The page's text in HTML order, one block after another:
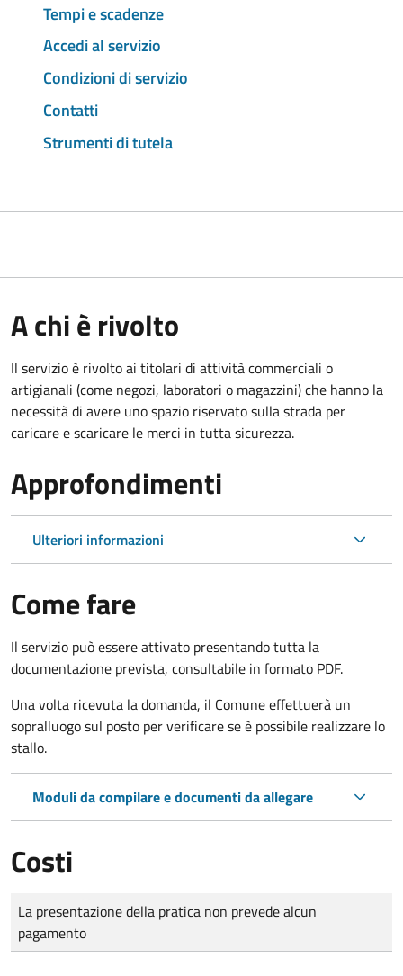
Tempi e scadenze
Accedi al servizio
Condizioni di servizio
Contatti
Strumenti di tutela
A chi è rivolto
Il servizio è rivolto ai titolari di attività commerciali o
artigianali (come negozi, laboratori o magazzini) che hanno la
necessità di avere uno spazio riservato sulla strada per
caricare e scaricare le merci in tutta sicurezza.
Approfondimenti
Ulteriori informazioni
Come fare
Il servizio può essere attivato presentando tutta la
documentazione prevista, consultabile in formato PDF.
Una volta ricevuta la domanda, il Comune effettuerà un
sopralluogo sul posto per verificare se è possibile realizzare lo
stallo.
Moduli da compilare e documenti da allegare
Costi
Tipo di pagamento
Importo
La presentazione della pratica non prevede alcun
pagamento